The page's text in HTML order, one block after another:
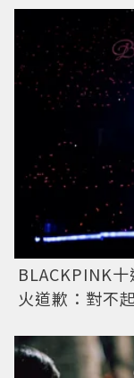
BLACKPINK
火道歉：對不